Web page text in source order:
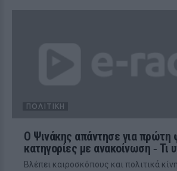
ΠΟΛΙΤΙΚΉ
Ο Ψινάκης απάντησε για πρώτη
κατηγορίες με ανακοίνωση ‑ Τι
Βλέπει καιροσκόπους και πολιτικά